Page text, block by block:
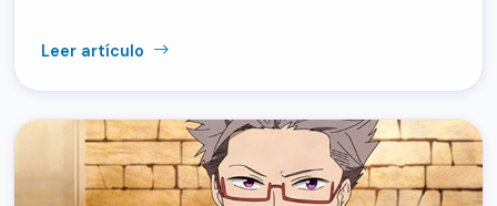
Leer artículo